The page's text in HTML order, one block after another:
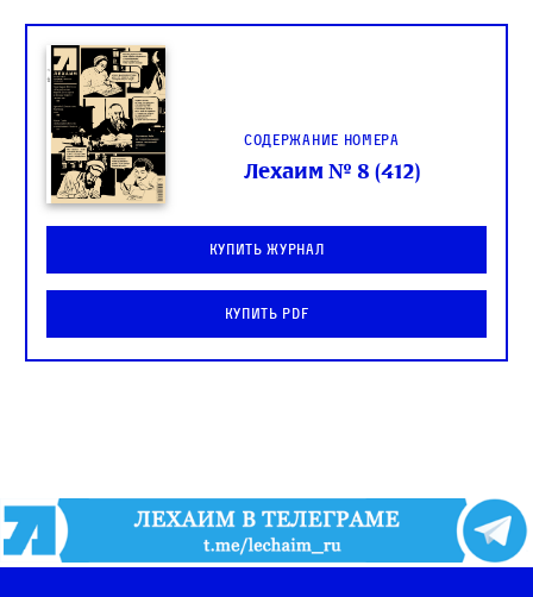
Содержание номера
Лехаим № 8 (412)
Купить журнал
Купить PDF